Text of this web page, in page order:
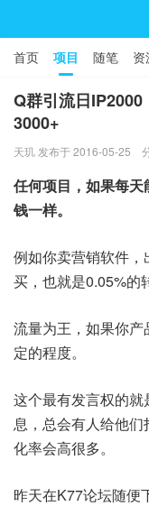
首页 项目 随笔 资
Q群引流日
3000+
天玑 发布于 2016-05-25
任何项目，如果每
钱一样。
例如你卖营销软件
买，也就是0.05%的
流量为王，如果你
定的程度。
这个最有发言权的
息，总会有人给他
化率会高很多。
昨天在K77论坛随便